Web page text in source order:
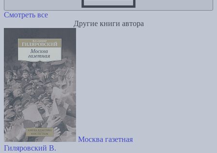
Смотреть все
Другие книги автора
Москва газетная
Гиляровский В.